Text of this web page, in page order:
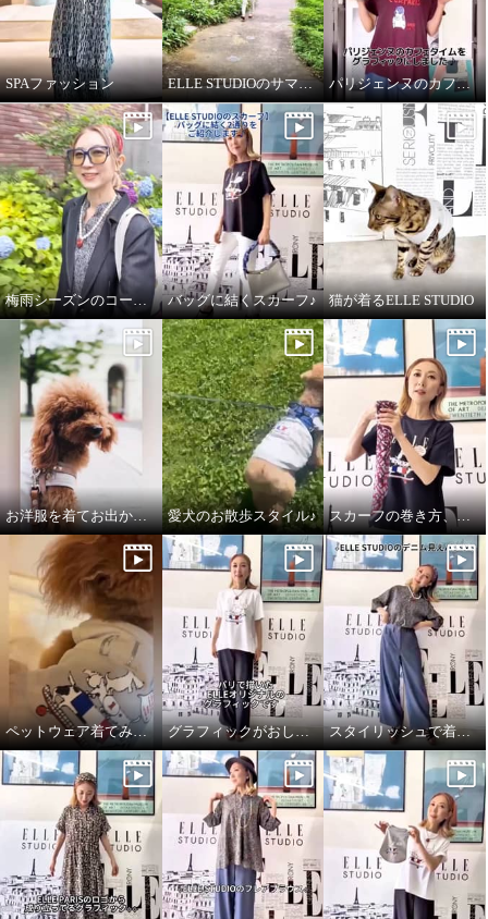
SPAファッション ELLE STUDIOのサマーTシャツ パリジェンヌのカフェタイム
梅雨シーズンのコーディネート バッグに結くスカーフ♪ 猫が着るELLE STUDIO
お洋服を着てお出かけ✧ペットウェア✧ 愛犬のお散歩スタイル♪ スカーフの巻き方、簡単2通りです♪
ペットウェア着てみました♪ グラフィックがおしゃれなTシャツ スタイリッシュで着心地良いデニムパンツ